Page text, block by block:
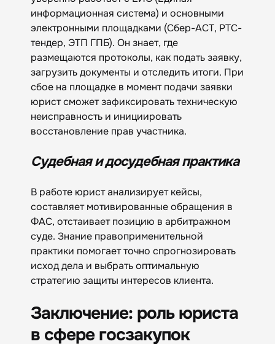
информационная система) и основными
электронными площадками (Сбер-АСТ, РТС-
тендер, ЭТП ГПБ). Он знает, где
размещаются протоколы, как подать заявку,
загрузить документы и отследить итоги. При
сбое на площадке в момент подачи заявки
юрист сможет зафиксировать техническую
неисправность и инициировать
восстановление прав участника.
Судебная и досудебная практика
В работе юрист анализирует кейсы,
составляет мотивированные обращения в
ФАС, отстаивает позицию в арбитражном
суде. Знание правоприменительной
практики помогает точно спрогнозировать
исход дела и выбрать оптимальную
стратегию защиты интересов клиента.
Заключение: роль юриста
в сфере госзакупок